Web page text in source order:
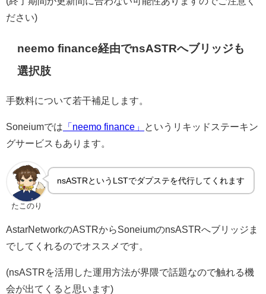
ださい)
neemo finance経由でnsASTRへブリッジも
選択肢
手数料について若干補足します。
Soneiumでは 「neemo finance」
というリキッドステーキン
グサービスもあります。
たこのり
nsASTRというLSTでダプステを代行してくれます
AstarNetworkのASTRからSoneiumのnsASTRへブリッジま
でしてくれるのでオススメです。
(nsASTRを活用した運用方法が界隈で話題なので触れる機
会が出てくると思います)